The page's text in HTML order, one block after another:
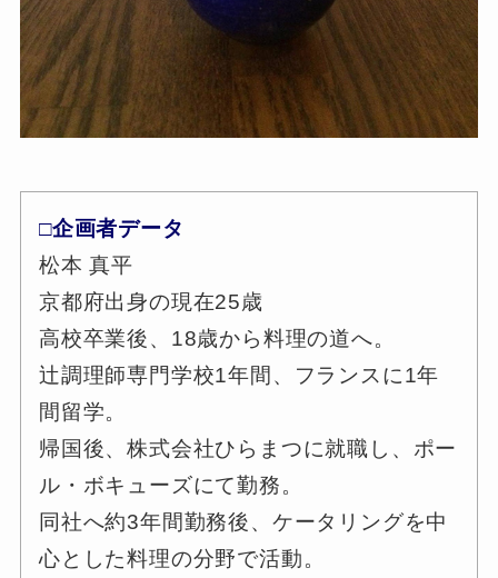
□企画者データ
松本 真平
京都府出身の現在25歳
高校卒業後、18歳から料理の道へ。
辻調理師専門学校1年間、フランスに1年
間留学。
帰国後、株式会社ひらまつに就職し、ポー
ル・ボキューズにて勤務。
同社へ約3年間勤務後、ケータリングを中
心とした料理の分野で活動。